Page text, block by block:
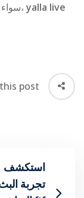
سواء للتسلية، الاجتماعات المهنية، أو التعلم عن بعد، yalla live
post
استكشف
تجربة